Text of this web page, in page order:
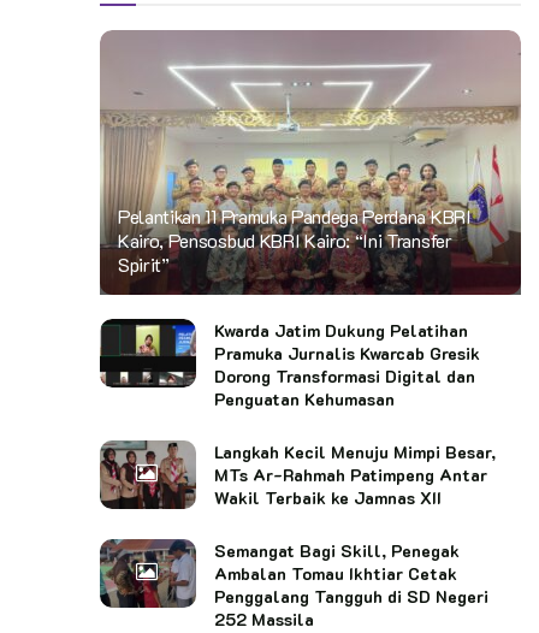
Pelantikan 11 Pramuka Pandega Perdana KBRI
Kairo, Pensosbud KBRI Kairo: “Ini Transfer
Spirit”
Kwarda Jatim Dukung Pelatihan
Pramuka Jurnalis Kwarcab Gresik
Dorong Transformasi Digital dan
Penguatan Kehumasan
Langkah Kecil Menuju Mimpi Besar,
MTs Ar-Rahmah Patimpeng Antar
Wakil Terbaik ke Jamnas XII
Semangat Bagi Skill, Penegak
Ambalan Tomau Ikhtiar Cetak
Penggalang Tangguh di SD Negeri
252 Massila